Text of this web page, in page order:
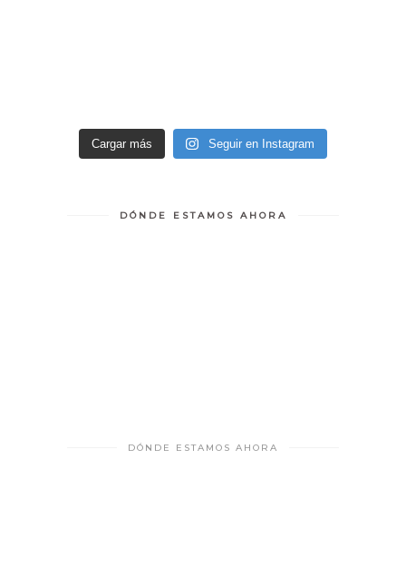
Cargar más Seguir en Instagram
DÓNDE ESTAMOS AHORA
DÓNDE ESTAMOS AHORA